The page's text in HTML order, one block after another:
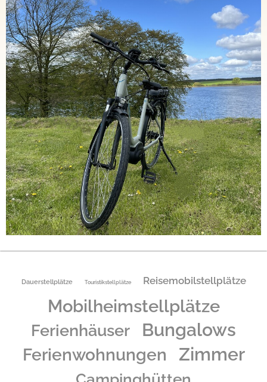
Dauerstellplätze Touristikstellplätze Reisemobilstellplätze
Mobilheimstellplätze
Ferienhäuser Bungalows
Ferienwohnungen Zimmer